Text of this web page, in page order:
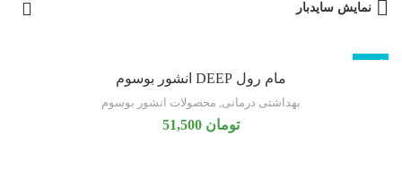
نمایش سایدبار
ناموجود
مام رول DEEP انشور بوسوم
بهداشتی درمانی, محصولات انشور بوسوم
تومان